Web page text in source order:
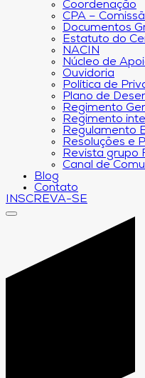
Coordenação
CPA –
Documentos
Estatuto do
NACIN
Núcleo de
Ouvidoria
Política de
Plano de
Regimento
Regimento
Regulamento
Resoluções e
Revista grupo
Canal de
Blog
Contato
INSCREVA-SE